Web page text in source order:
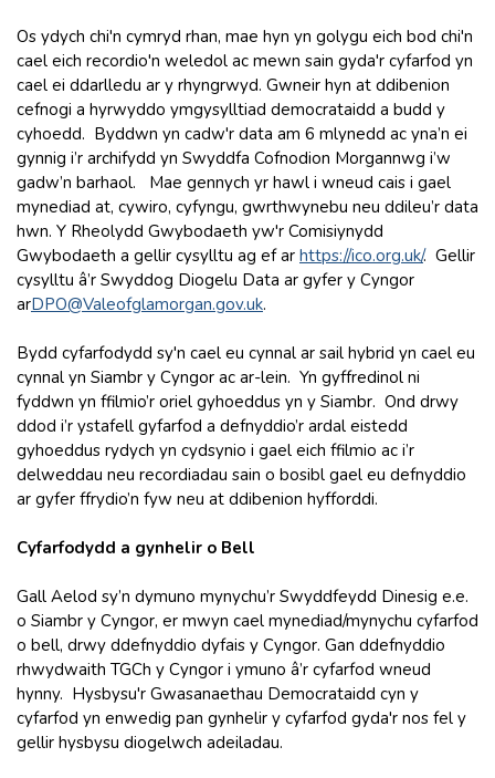
Os ydych chi'n cymryd rhan, mae hyn yn golygu eich bod chi'n
cael eich recordio'n weledol ac mewn sain gyda'r cyfarfod yn
cael ei ddarlledu ar y rhyngrwyd. Gwneir hyn at ddibenion
cefnogi a hyrwyddo ymgysylltiad democrataidd a budd y
cyhoedd. Byddwn yn cadw'r data am 6 mlynedd ac yna’n ei
gynnig i’r archifydd yn Swyddfa Cofnodion Morgannwg i’w
gadw’n barhaol. Mae gennych yr hawl i wneud cais i gael
mynediad at, cywiro, cyfyngu, gwrthwynebu neu ddileu’r data
hwn. Y Rheolydd Gwybodaeth yw'r Comisiynydd
Gwybodaeth a gellir cysylltu ag ef ar https://ico.org.uk/. Gellir
cysylltu â’r Swyddog Diogelu Data ar gyfer y Cyngor
arDPO@Valeofglamorgan.gov.uk.
Bydd cyfarfodydd sy'n cael eu cynnal ar sail hybrid yn cael eu
cynnal yn Siambr y Cyngor ac ar-lein. Yn gyffredinol ni
fyddwn yn ffilmio’r oriel gyhoeddus yn y Siambr. Ond drwy
ddod i’r ystafell gyfarfod a defnyddio’r ardal eistedd
gyhoeddus rydych yn cydsynio i gael eich ffilmio ac i’r
delweddau neu recordiadau sain o bosibl gael eu defnyddio
ar gyfer ffrydio’n fyw neu at ddibenion hyfforddi.
Cyfarfodydd a gynhelir o Bell
Gall Aelod sy’n dymuno mynychu’r Swyddfeydd Dinesig e.e.
o Siambr y Cyngor, er mwyn cael mynediad/mynychu cyfarfod
o bell, drwy ddefnyddio dyfais y Cyngor. Gan ddefnyddio
rhwydwaith TGCh y Cyngor i ymuno â’r cyfarfod wneud
hynny. Hysbysu'r Gwasanaethau Democrataidd cyn y
cyfarfod yn enwedig pan gynhelir y cyfarfod gyda'r nos fel y
gellir hysbysu diogelwch adeiladau.